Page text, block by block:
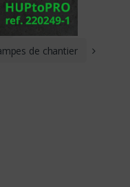
de chantier